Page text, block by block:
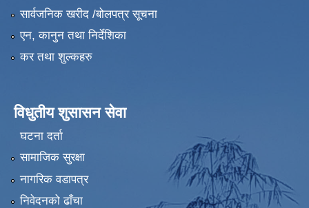
सार्वजनिक खरीद /बोलपत्र सूचना
एन, कानुन तथा निर्देशिका
कर तथा शुल्कहरु
विधुतीय शुसासन सेवा
घटना दर्ता
सामाजिक सुरक्षा
नागरिक वडापत्र
निवेदनको ढाँचा